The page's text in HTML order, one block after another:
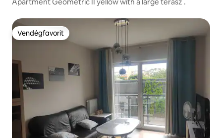
Vendégfavorit
Vendégfavorit